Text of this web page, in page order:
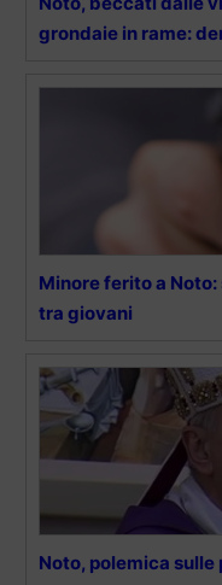
grondaie in rame:
Minore ferito a
tra giovani
Noto, polemica